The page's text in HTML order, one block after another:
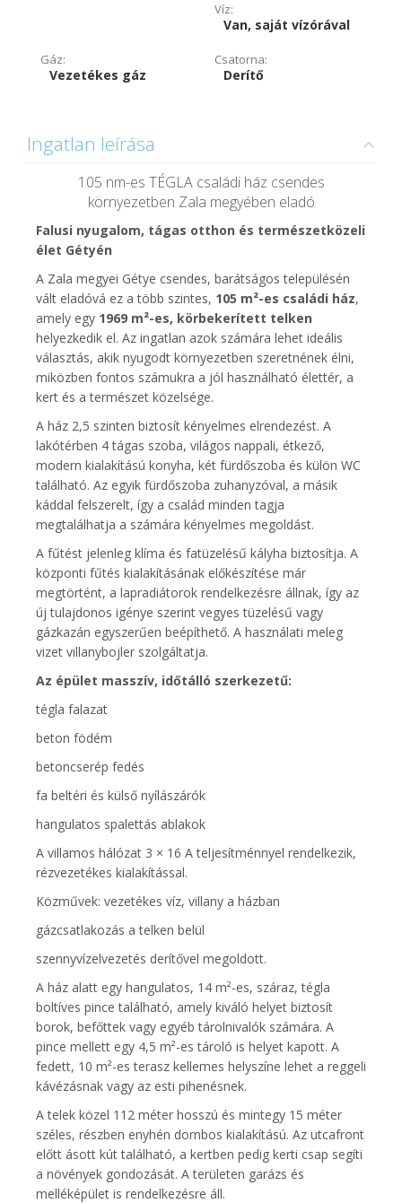
Víz:
Van, saját vízórával
Gáz:
Vezetékes gáz
Csatorna:
Derítő
Ingatlan leírása
105 nm-es TÉGLA családi ház csendes
környezetben Zala megyében eladó
Falusi nyugalom, tágas otthon és természetközeli
élet Gétyén
A Zala megyei Gétye csendes, barátságos településén
vált eladóvá ez a több szintes, 105 m²-es családi ház,
amely egy 1969 m²-es, körbekerített telken
helyezkedik el. Az ingatlan azok számára lehet ideális
választás, akik nyugodt környezetben szeretnének élni,
miközben fontos számukra a jól használható élettér, a
kert és a természet közelsége.
A ház 2,5 szinten biztosít kényelmes elrendezést. A
lakótérben 4 tágas szoba, világos nappali, étkező,
modern kialakítású konyha, két fürdőszoba és külön WC
található. Az egyik fürdőszoba zuhanyzóval, a másik
káddal felszerelt, így a család minden tagja
megtalálhatja a számára kényelmes megoldást.
A fűtést jelenleg klíma és fatüzelésű kályha biztosítja. A
központi fűtés kialakításának előkészítése már
megtörtént, a lapradiátorok rendelkezésre állnak, így az
új tulajdonos igénye szerint vegyes tüzelésű vagy
gázkazán egyszerűen beépíthető. A használati meleg
vizet villanybojler szolgáltatja.
Az épület masszív, időtálló szerkezetű:
tégla falazat
beton födém
betoncserép fedés
fa beltéri és külső nyílászárók
hangulatos spalettás ablakok
A villamos hálózat 3 × 16 A teljesítménnyel rendelkezik,
rézvezetékes kialakítással.
Közművek: vezetékes víz, villany a házban
gázcsatlakozás a telken belül
szennyvízelvezetés derítővel megoldott.
A ház alatt egy hangulatos, 14 m²-es, száraz, tégla
boltíves pince található, amely kiváló helyet biztosít
borok, befőttek vagy egyéb tárolnivalók számára. A
pince mellett egy 4,5 m²-es tároló is helyet kapott. A
fedett, 10 m²-es terasz kellemes helyszíne lehet a reggeli
kávézásnak vagy az esti pihenésnek.
A telek közel 112 méter hosszú és mintegy 15 méter
széles, részben enyhén dombos kialakítású. Az utcafront
előtt ásott kút található, a kertben pedig kerti csap segíti
a növények gondozását. A területen garázs és
melléképület is rendelkezésre áll.